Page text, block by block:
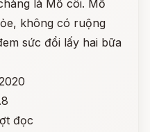
là Mồ côi. Mồ
không có ruộng
sức đổi lấy hai bữa
đọc